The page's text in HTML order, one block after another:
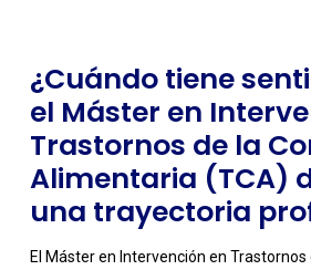
¿Cuándo tiene
el Máster en
Trastornos de la
Alimentaria (TCA)
una trayectoria
El Máster en Intervención en